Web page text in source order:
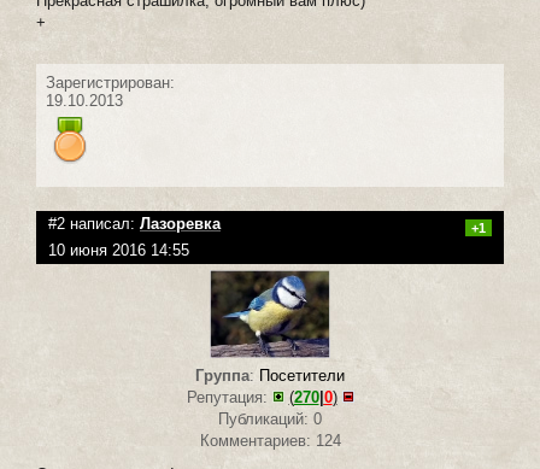
+
Зарегистрирован:
19.10.2013
#2 написал: Лазоревка +1
10 июня 2016 14:55
Группа: Посетители
Репутация:
(270|0)
Публикаций: 0
Комментариев: 124